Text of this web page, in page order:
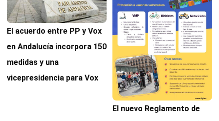
El acuerdo entre PP y Vox
en Andalucía incorpora 150
medidas y una
vicepresidencia para Vox
El nuevo Reglamento de